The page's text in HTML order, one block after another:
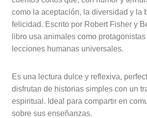
como la aceptación, la diversidad y la
felicidad. Escrito por Robert Fisher y
libro usa animales como
lecciones humanas universales.
Es una lectura dulce y reflexiva,
disfrutan de historias simples con un
espiritual. Ideal para compartir en
sobre sus enseñanzas.